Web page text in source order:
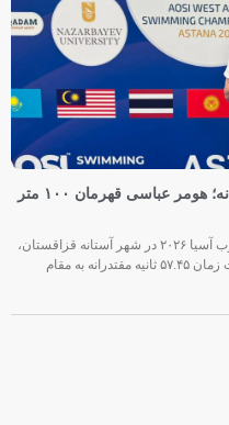
درخشش ملی‌پوش ایران در استخر آستانه؛ هومر عباسی قهرمان ۱۰۰ متر
در نخستین روز از رقابت‌های شنای قهرمانی غرب آسیا ۲۰۲۶ در شهر آستانه قزاقستان،
هومر عباسی ملی‌پوش شایسته کشورمان با ثبت زمان ۵۷.۴۵ ثانیه مقتدرانه به مقام